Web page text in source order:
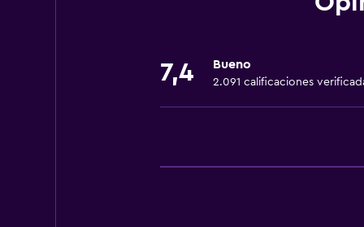
Fregadero bajo
7,4 Bueno
2.091 calificaciones